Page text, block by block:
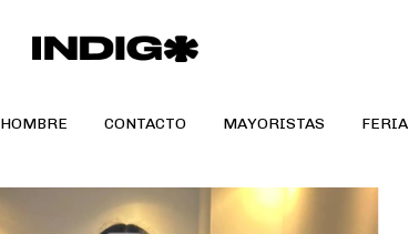
HOMBRE CONTACTO MAYORISTAS FERIA